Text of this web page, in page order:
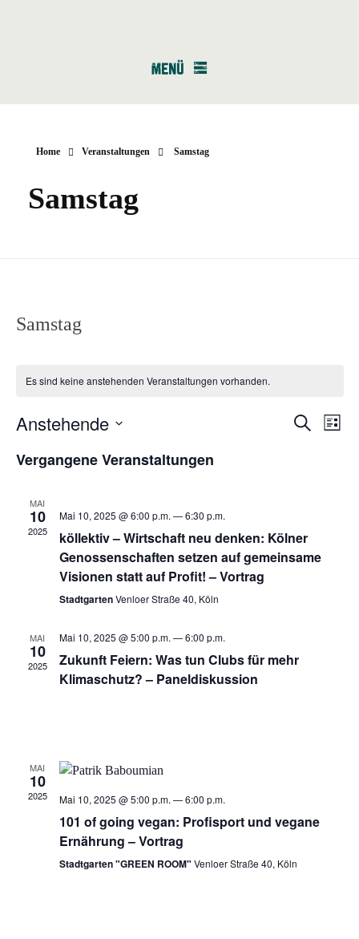
Home Veranstaltungen Samstag
Samstag
Samstag
Es sind keine anstehenden Veranstaltungen vorhanden.
Suche
Liste
Anstehende
wählen.
Vergangene Veranstaltungen
MAI
10
2025
Mai 10, 2025 @ 6:00 p.m. —6:30 p.m.
köllektiv – Wirtschaft neu denken: Kölner
Genossenschaften setzen auf gemeinsame
Visionen statt auf Profit! – Vortrag
StadtgartenVenloer Straße 40, Köln
MAI
10
2025
Mai 10, 2025 @ 5:00 p.m. —6:00 p.m.
Zukunft Feiern: Was tun Clubs für mehr
Klimaschutz? – Paneldiskussion
MAI
10
2025 Mai 10, 2025 @ 5:00 p.m. —6:00 p.m.
101 of going vegan: Profisport und vegane
Ernährung – Vortrag
Stadtgarten "GREEN ROOM" Venloer Straße 40, Köln